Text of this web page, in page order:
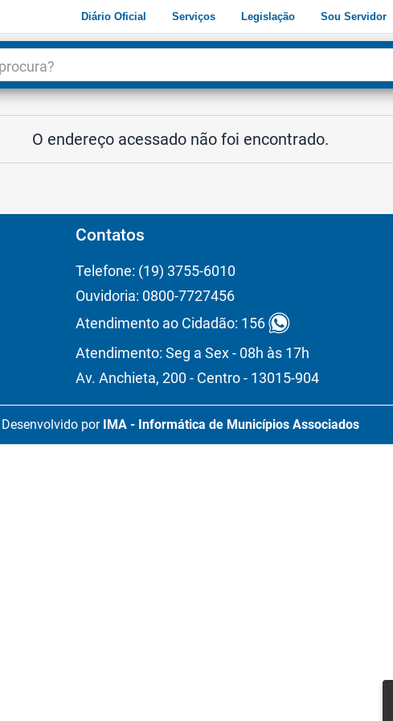
Diário Oficial Serviços Legislação Sou Servidor
O endereço acessado não foi encontrado.
Contatos
Telefone: (19) 3755-6010
Ouvidoria: 0800-7727456
Atendimento ao Cidadão: 156
Atendimento: Seg a Sex - 08h às 17h
Av. Anchieta, 200 - Centro - 13015-904
Desenvolvido por IMA - Informática de Municípios Associados